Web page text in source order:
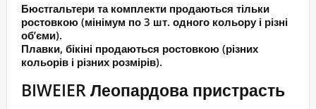
Бюстгальтери та комплекти продаються тільки
ростовкою (мінімум по 3 шт. одного кольору і різні
об’єми).
Плавки, бікіні продаються ростовкою (різних
кольорів і різних розмірів).
BIWEIER Леопардова пристрасть